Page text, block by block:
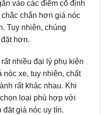
vào các điểm cố định
chắn hơn giá nóc
Tuy nhiên, chúng
hơn.
nhiều đại lý phụ kiện
nóc xe, tuy nhiên, chất
rất khác nhau. Khi
loại phù hợp với
đăt giá nóc uy tín.